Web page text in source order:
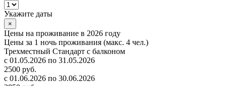
Укажите даты
×
Цены на проживание в 2026 году
Цены за 1 ночь проживания (макс. 4 чел.)
Трехместный Стандарт с балконом
с 01.05.2026 по 31.05.2026
2500 руб.
с 01.06.2026 по 30.06.2026